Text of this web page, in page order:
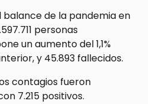
balance de la pandemia en
personas
un aumento del 1,1%
y 45.893 fallecidos.
contagios fueron
7.215 positivos.